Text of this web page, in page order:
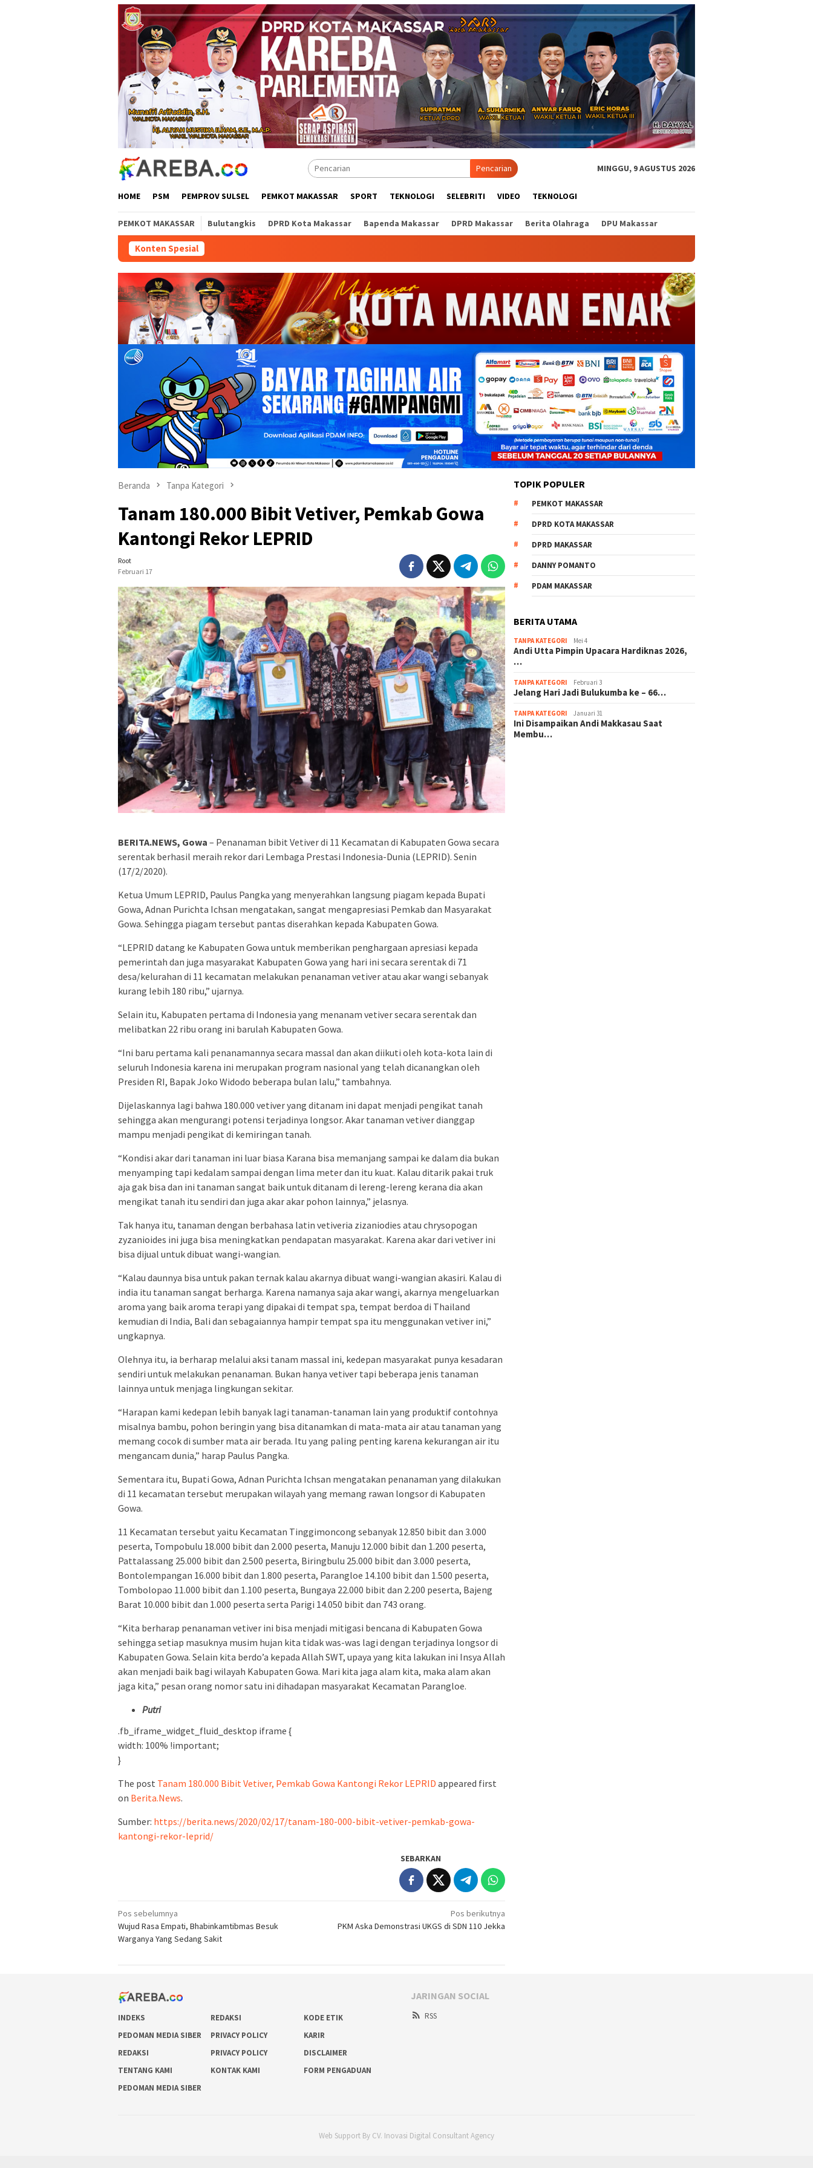
Pencarian MINGGU, 9 AGUSTUS 2026
HOME PSM PEMPROV SULSEL PEMKOT MAKASSAR SPORT TEKNOLOGI SELEBRITI VIDEO TEKNOLOGI
PEMKOT MAKASSAR Bulutangkis DPRD Kota Makassar Bapenda Makassar DPRD Makassar Berita Olahraga DPU Makassar
Konten Spesial
Beranda Tanpa Kategori
Tanam 180.000 Bibit Vetiver, Pemkab Gowa
Kantongi Rekor LEPRID
Root
Februari 17
BERITA.NEWS, Gowa – Penanaman bibit Vetiver di 11 Kecamatan di Kabupaten Gowa secara
serentak berhasil meraih rekor dari Lembaga Prestasi Indonesia-Dunia (LEPRID). Senin
(17/2/2020).
Ketua Umum LEPRID, Paulus Pangka yang menyerahkan langsung piagam kepada Bupati
Gowa, Adnan Purichta Ichsan mengatakan, sangat mengapresiasi Pemkab dan Masyarakat
Gowa. Sehingga piagam tersebut pantas diserahkan kepada Kabupaten Gowa.
“LEPRID datang ke Kabupaten Gowa untuk memberikan penghargaan apresiasi kepada
pemerintah dan juga masyarakat Kabupaten Gowa yang hari ini secara serentak di 71
desa/kelurahan di 11 kecamatan melakukan penanaman vetiver atau akar wangi sebanyak
kurang lebih 180 ribu,” ujarnya.
Selain itu, Kabupaten pertama di Indonesia yang menanam vetiver secara serentak dan
melibatkan 22 ribu orang ini barulah Kabupaten Gowa.
“Ini baru pertama kali penanamannya secara massal dan akan diikuti oleh kota-kota lain di
seluruh Indonesia karena ini merupakan program nasional yang telah dicanangkan oleh
Presiden RI, Bapak Joko Widodo beberapa bulan lalu,” tambahnya.
Dijelaskannya lagi bahwa 180.000 vetiver yang ditanam ini dapat menjadi pengikat tanah
sehingga akan mengurangi potensi terjadinya longsor. Akar tanaman vetiver dianggap
mampu menjadi pengikat di kemiringan tanah.
“Kondisi akar dari tanaman ini luar biasa Karana bisa memanjang sampai ke dalam dia bukan
menyamping tapi kedalam sampai dengan lima meter dan itu kuat. Kalau ditarik pakai truk
aja gak bisa dan ini tanaman sangat baik untuk ditanam di lereng-lereng kerana dia akan
mengikat tanah itu sendiri dan juga akar akar pohon lainnya,” jelasnya.
Tak hanya itu, tanaman dengan berbahasa latin vetiveria zizaniodies atau chrysopogan
zyzanioides ini juga bisa meningkatkan pendapatan masyarakat. Karena akar dari vetiver ini
bisa dijual untuk dibuat wangi-wangian.
“Kalau daunnya bisa untuk pakan ternak kalau akarnya dibuat wangi-wangian akasiri. Kalau di
india itu tanaman sangat berharga. Karena namanya saja akar wangi, akarnya mengeluarkan
aroma yang baik aroma terapi yang dipakai di tempat spa, tempat berdoa di Thailand
kemudian di India, Bali dan sebagaiannya hampir tempat spa itu menggunakan vetiver ini,”
ungkapnya.
Olehnya itu, ia berharap melalui aksi tanam massal ini, kedepan masyarakat punya kesadaran
sendiri untuk melakukan penanaman. Bukan hanya vetiver tapi beberapa jenis tanaman
lainnya untuk menjaga lingkungan sekitar.
“Harapan kami kedepan lebih banyak lagi tanaman-tanaman lain yang produktif contohnya
misalnya bambu, pohon beringin yang bisa ditanamkan di mata-mata air atau tanaman yang
memang cocok di sumber mata air berada. Itu yang paling penting karena kekurangan air itu
mengancam dunia,” harap Paulus Pangka.
Sementara itu, Bupati Gowa, Adnan Purichta Ichsan mengatakan penanaman yang dilakukan
di 11 kecamatan tersebut merupakan wilayah yang memang rawan longsor di Kabupaten
Gowa.
11 Kecamatan tersebut yaitu Kecamatan Tinggimoncong sebanyak 12.850 bibit dan 3.000
peserta, Tompobulu 18.000 bibit dan 2.000 peserta, Manuju 12.000 bibit dan 1.200 peserta,
Pattalassang 25.000 bibit dan 2.500 peserta, Biringbulu 25.000 bibit dan 3.000 peserta,
Bontolempangan 16.000 bibit dan 1.800 peserta, Parangloe 14.100 bibit dan 1.500 peserta,
Tombolopao 11.000 bibit dan 1.100 peserta, Bungaya 22.000 bibit dan 2.200 peserta, Bajeng
Barat 10.000 bibit dan 1.000 peserta serta Parigi 14.050 bibit dan 743 orang.
“Kita berharap penanaman vetiver ini bisa menjadi mitigasi bencana di Kabupaten Gowa
sehingga setiap masuknya musim hujan kita tidak was-was lagi dengan terjadinya longsor di
Kabupaten Gowa. Selain kita berdo’a kepada Allah SWT, upaya yang kita lakukan ini Insya Allah
akan menjadi baik bagi wilayah Kabupaten Gowa. Mari kita jaga alam kita, maka alam akan
jaga kita,” pesan orang nomor satu ini dihadapan masyarakat Kecamatan Parangloe.
Putri
.fb_iframe_widget_fluid_desktop iframe {
width: 100% !important;
}
The post Tanam 180.000 Bibit Vetiver, Pemkab Gowa Kantongi Rekor LEPRID appeared first
on Berita.News.
Sumber: https://berita.news/2020/02/17/tanam-180-000-bibit-vetiver-pemkab-gowa-
kantongi-rekor-leprid/
SEBARKAN
Navigasi
pos
Pos sebelumnya
Wujud Rasa Empati, Bhabinkamtibmas Besuk
Warganya Yang Sedang Sakit
Pos berikutnya
PKM Aska Demonstrasi UKGS di SDN 110 Jekka
TOPIK POPULER
PEMKOT MAKASSAR
DPRD KOTA MAKASSAR
DPRD MAKASSAR
DANNY POMANTO
PDAM MAKASSAR
BERITA UTAMA
TANPA KATEGORI Mei 4
Andi Utta Pimpin Upacara Hardiknas 2026,
…
TANPA KATEGORI Februari 3
Jelang Hari Jadi Bulukumba ke – 66…
TANPA KATEGORI Januari 31
Ini Disampaikan Andi Makkasau Saat
Membu…
INDEKS REDAKSI
KODE ETIK
PEDOMAN MEDIA SIBER
PRIVACY POLICY
KARIR
REDAKSI
PRIVACY POLICY
DISCLAIMER
TENTANG KAMI
KONTAK KAMI
FORM PENGADUAN
PEDOMAN MEDIA SIBER
JARINGAN SOCIAL
RSS
Web Support By CV. Inovasi Digital Consultant Agency